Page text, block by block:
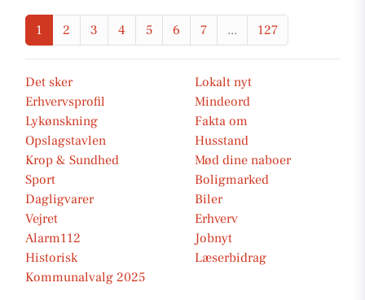
1 2 3 4 5 6 7 ... 127
Det sker
Lokalt nyt
Erhvervsprofil
Mindeord
Lykønskning
Fakta om
Opslagstavlen
Husstand
Krop & Sundhed
Mød dine naboer
Sport
Boligmarked
Dagligvarer
Biler
Vejret
Erhverv
Alarm112
Jobnyt
Historisk
Læserbidrag
Kommunalvalg 2025